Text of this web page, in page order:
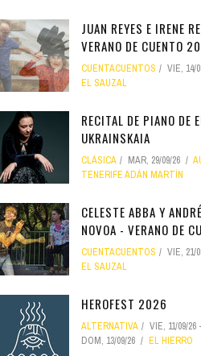
JUAN REYES E IRENE
VERANO DE CUENTO
CUENTACUENTOS VIE, 14/
EL SAUZAL
RECITAL DE PIANO DE
UKRAINSKAIA
CLÁSICA MAR, 29/09/26
TENERIFE ADÁN MARTÍN
CELESTE ABBA Y
NOVOA - VERANO DE
CUENTACUENTOS VIE, 21/
EL SAUZAL
HEROFEST 2026
ALTERNATIVA VIE, 11/09/26 -
DOM, 13/09/26
EL HIERRO